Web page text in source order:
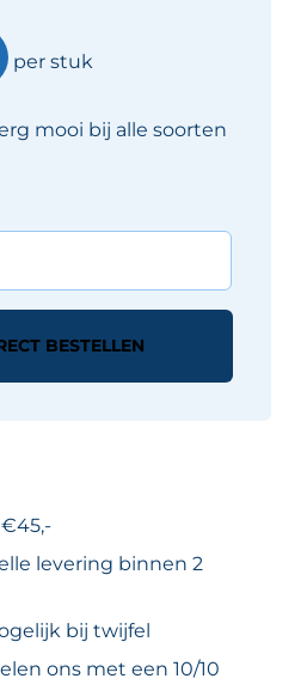
per stuk
mooi bij alle soorten
BESTELLEN
levering binnen 2
bij twijfel
ons met een 10/10